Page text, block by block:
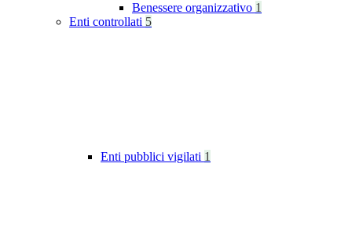
Benessere organizzativo 1
Enti controllati 5
Enti pubblici vigilati 1